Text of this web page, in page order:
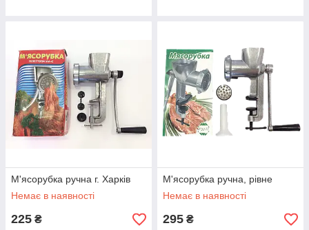
М'ясорубка ручна г. Харків
Немає в наявності
225 ₴
М'ясорубка ручна, рівне
Немає в наявності
295 ₴